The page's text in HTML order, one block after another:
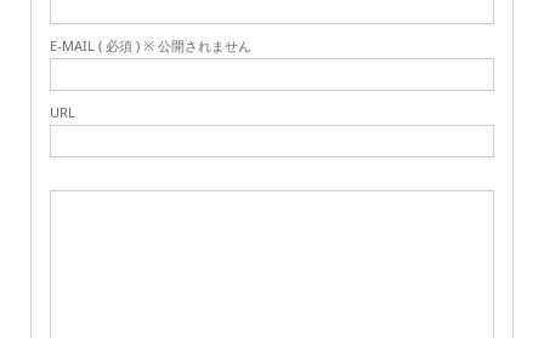
E-MAIL ( 必須 ) ※ 公開されません
URL